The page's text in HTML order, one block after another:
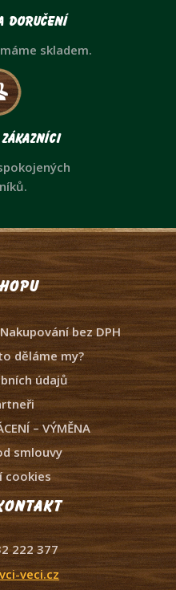
doručení
skladem.
bez DPH
děláme my?
údajů
– VÝMĚNA
smlouvy
cookies
222 377
veci.cz